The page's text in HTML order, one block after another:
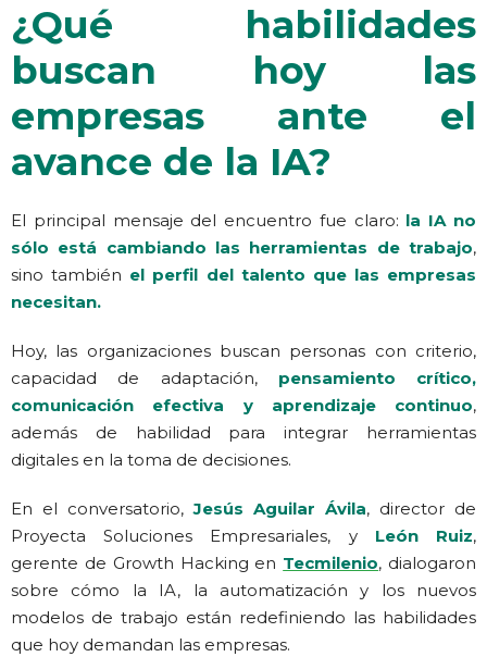
¿Qué habilidades
buscan hoy las
empresas ante el
avance de la IA?
El principal mensaje del encuentro fue claro: la IA no
sólo está cambiando las herramientas de trabajo,
sino también el perfil del talento que las empresas
necesitan.
Hoy, las organizaciones buscan personas con criterio,
capacidad de adaptación, pensamiento crítico,
comunicación efectiva y aprendizaje continuo,
además de habilidad para integrar herramientas
digitales en la toma de decisiones.
En el conversatorio,Jesús Aguilar Ávila, director de
Proyecta Soluciones Empresariales, y León Ruiz,
gerente de Growth Hacking en Tecmilenio, dialogaron
sobre cómo la IA, la automatización y los nuevos
modelos de trabajo están redefiniendo las habilidades
que hoy demandan las empresas.